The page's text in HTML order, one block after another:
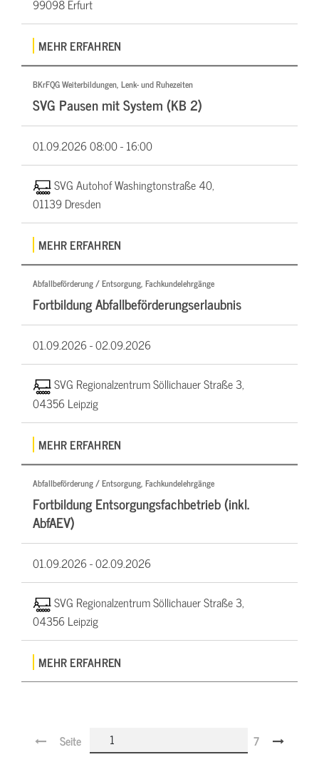
99098 Erfurt
MEHR ERFAHREN
BKrFQG Weiterbildungen, Lenk- und Ruhezeiten
SVG Pausen mit System (KB 2)
01.09.202608:00 - 16:00
SVG Autohof Washingtonstraße 40,
01139 Dresden
MEHR ERFAHREN
Abfallbeförderung / Entsorgung, Fachkundelehrgänge
Fortbildung Abfallbeförderungserlaubnis
01.09.2026 -02.09.2026
SVG Regionalzentrum Söllichauer Straße 3,
04356 Leipzig
MEHR ERFAHREN
Abfallbeförderung / Entsorgung, Fachkundelehrgänge
Fortbildung Entsorgungsfachbetrieb (inkl.
AbfAEV)
01.09.2026 -02.09.2026
SVG Regionalzentrum Söllichauer Straße 3,
04356 Leipzig
MEHR ERFAHREN
Seite 7